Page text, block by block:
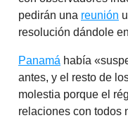
pedirán una reunión
resolución dándole
Panamá había
antes, y el resto de
molestia porque el
relaciones con todos